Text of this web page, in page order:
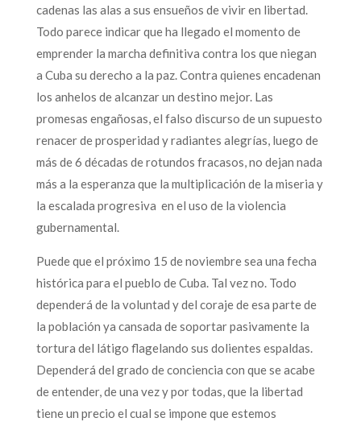
cadenas las alas a sus ensueños de vivir en libertad.
Todo parece indicar que ha llegado el momento de
emprender la marcha definitiva contra los que niegan
a Cuba su derecho a la paz. Contra quienes encadenan
los anhelos de alcanzar un destino mejor. Las
promesas engañosas, el falso discurso de un supuesto
renacer de prosperidad y radiantes alegrías, luego de
más de 6 décadas de rotundos fracasos, no dejan nada
más a la esperanza que la multiplicación de la miseria y
la escalada progresiva en el uso de la violencia
gubernamental.
Puede que el próximo 15 de noviembre sea una fecha
histórica para el pueblo de Cuba. Tal vez no. Todo
dependerá de la voluntad y del coraje de esa parte de
la población ya cansada de soportar pasivamente la
tortura del látigo flagelando sus dolientes espaldas.
Dependerá del grado de conciencia con que se acabe
de entender, de una vez y por todas, que la libertad
tiene un precio el cual se impone que estemos